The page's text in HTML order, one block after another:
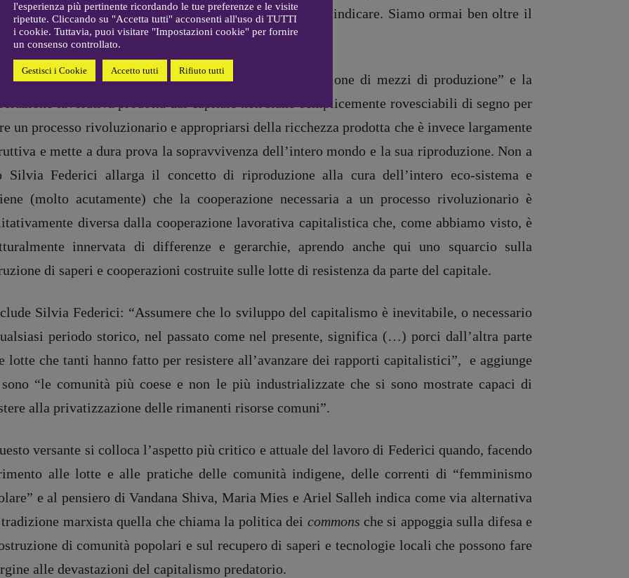
Elio Grasso
[eliovoyager@gmail.com]
Coordinamento Primo Piano
[michielin.elisabetta@gmail.com]
[anna.dare.comunicazione@gmail.
Coordinamento Fumetti:
Fabio Malagnini
[fabio.malagnini@gmail.
Coordinamento Pulp for kids e
social media:
[valentina.marcoli@gmail.com]
ARCHIVIO E AUTORI
Tribunale Milano n° 5864/2023 – cod. fis. 97943720157 –Privacy
come il caleidoscopio di status e diritti sta lì a indicare. Siamo ormai ben oltre il
rapporto salariato.
densa di indicazioni è l’idea che la “concentrazione di mezzi di produzione” e la
lavorativa prodotta dal capitale non siano semplicemente rovesciabili di segno per
un processo rivoluzionario e appropriarsi della ricchezza prodotta che è invece largamente
e mette a dura prova la sopravvivenza dell’intero mondo e la sua riproduzione. Non a
Silvia Federici allarga il concetto di riproduzione alla cura dell’intero eco-sistema e
(molto acutamente) che la cooperazione necessaria a un processo rivoluzionario è
diversa dalla cooperazione lavorativa capitalistica che, come abbiamo visto, è
innervata di differenze e gerarchie, aprendo anche qui uno squarcio sulla
di saperi e cooperazioni costruite sulle lotte di resistenza da parte del capitale.
Silvia Federici: “Assumere che lo sviluppo del capitalismo è inevitabile, o necessario
periodo storico, nel passato come nel presente, significa (…) porci dall’altra parte
lotte che tanti hanno fatto per resistere all’avanzare dei rapporti capitalistici”, e aggiunge
“le comunità più coese e non le più industrializzate che si sono mostrate capaci di
alla privatizzazione delle rimanenti risorse comuni”.
versante si colloca l’aspetto più critico e attuale del lavoro di Federici quando, facendo
alle lotte e alle pratiche delle comunità indigene, delle correnti di “femminismo
e al pensiero di Vandana Shiva, Maria Mies e Ariel Salleh indica come via alternativa
marxista quella che chiama la politica dei commons che si appoggia sulla difesa e
di comunità popolari e sul recupero di saperi e tecnologie locali che possono fare
alle devastazioni del capitalismo predatorio.
l'esperienza più pertinente ricordando le tue preferenze e le visite
ripetute. Cliccando su "Accetta tutti" acconsenti all'uso di TUTTI
i cookie. Tuttavia, puoi visitare "Impostazioni cookie" per fornire
un consenso controllato.
Gestisci i Cookie Accetto tutti Rifiuto tutti